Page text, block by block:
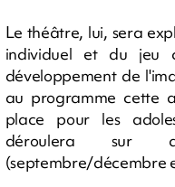
Le théâtre, lui, sera
individuel et du jeu
développement de
au programme cette
place pour les
déroulera sur
(septembre/décembre